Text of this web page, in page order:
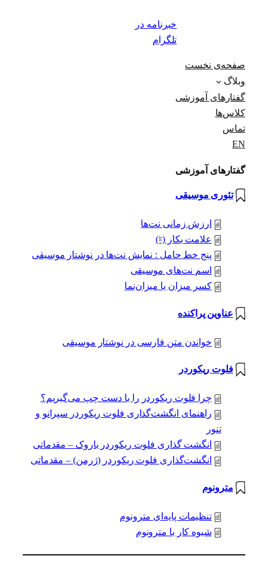
خبرنامه در
تلگرام
صفحه‌ی نخست
وبلاگ
گفتارهای آموزشی
کلاس‌ها
تماس
EN
گفتارهای آموزشی
تئوری موسیقی
ارزش زمانی نت‌ها
علامت بکار (♮)
پنج خط حامل : نمایش نت‌ها در نوشتار موسیقی
اسم نت‌های موسیقی
کسر میزان یا میزان‌نما
عناوین پراکنده
خواندن متن فارسی در نوشتار موسیقی
فلوت ریکوردر
چرا فلوت ریکوردر را با دست چپ می‌گیریم؟
راهنمای انگشت‌گذاری فلوت ریکوردر سپرانو و
تنور
انگشت گذاری فلوت ریکوردر باروک – مقدماتی
انگشت‌گذاری فلوت ریکوردر (ژرمن) – مقدماتی
مترونوم
تنظیمات پایه‌ای مترونوم
شیوه کار با مترونوم